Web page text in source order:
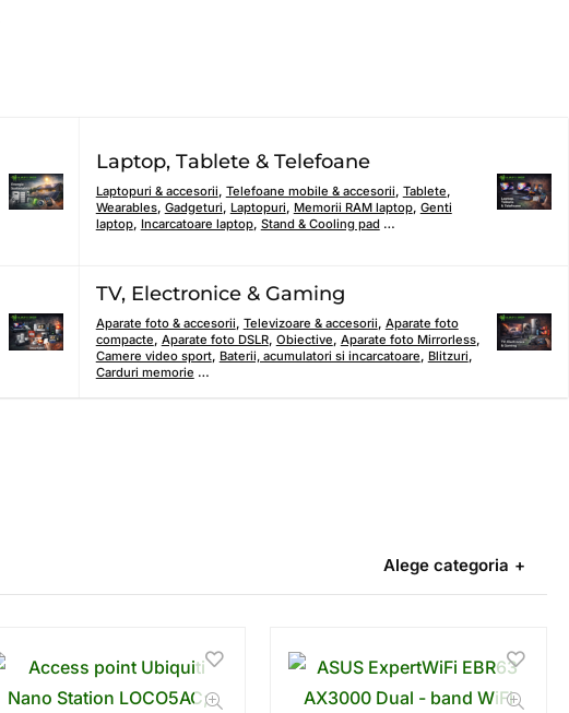
Laptop, Tablete & Telefoane
Laptopuri & accesorii, Telefoane mobile & accesorii, Tablete,
Wearables, Gadgeturi, Laptopuri, Memorii RAM laptop, Genti
laptop, Incarcatoare laptop, Stand & Cooling pad…
TV, Electronice & Gaming
Aparate foto & accesorii, Televizoare & accesorii, Aparate foto
compacte, Aparate foto DSLR, Obiective, Aparate foto Mirrorless,
Camere video sport, Baterii, acumulatori si incarcatoare, Blitzuri,
Carduri memorie …
Alege categoria